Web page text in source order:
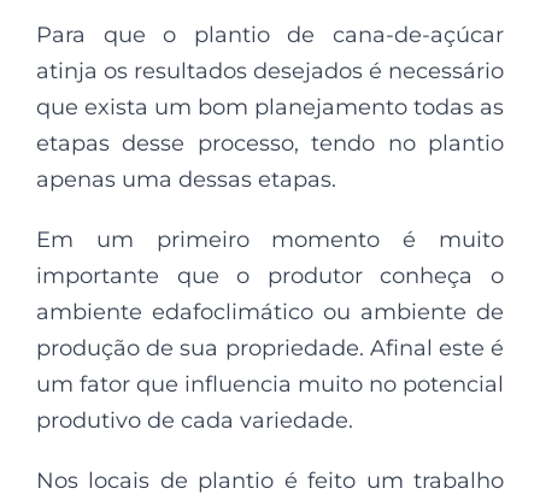
Para que o plantio de cana-de-açúcar
atinja os resultados desejados é necessário
que exista um bom planejamento todas as
etapas desse processo, tendo no plantio
apenas uma dessas etapas.
Em um primeiro momento é muito
importante que o produtor conheça o
ambiente edafoclimático ou ambiente de
produção de sua propriedade. Afinal este é
um fator que influencia muito no potencial
produtivo de cada variedade.
Nos locais de plantio é feito um trabalho